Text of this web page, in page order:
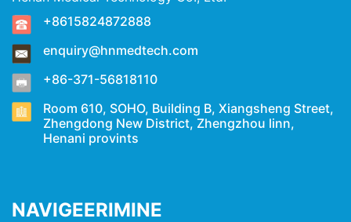
+8615824872888
enquiry@hnmedtech.com
+86-371-56818110
Room 610, SOHO, Building B, Xiangsheng Street,
Zhengdong New District, Zhengzhou linn,
Henani provints
NAVIGEERIMINE